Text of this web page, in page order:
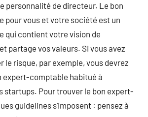
personnalité de directeur. Le bon
pour vous et votre société est un
qui contient votre vision de
partage vos valeurs. Si vous avez
le risque, par exemple, vous devrez
expert-comptable habitué à
startups. Pour trouver le bon expert-
guidelines s’imposent : pensez à